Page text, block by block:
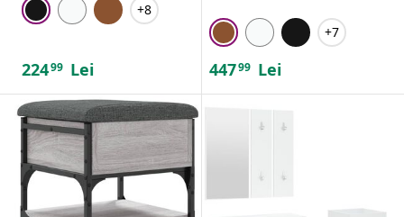
+8
22499 Lei
+7
44799 Lei